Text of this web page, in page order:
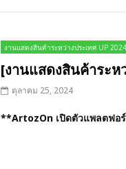
งานแสดงสินค้าระหว่างประเทศ UP 2024
[งานแสดงสินค้าระ
ตุลาคม 25, 2024
**ArtozOn เปิดตัวแพลตฟอ